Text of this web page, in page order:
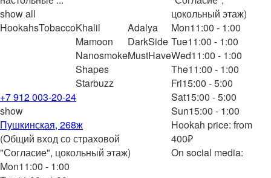
show all
HookahsTobaccoKhalil
Mamoon
Nanosmoke
Shapes
Starbuzz
Adalya
DarkSide
MustHave
+7 912 003-20-24
show
Пушкинская, 268ж
(Общий вход со страховой
"Согласие", цокольный этаж)
Mon11:00 - 1:00
цокольный этаж)
Mon11:00 - 1:00
Tue11:00 - 1:00
Wed11:00 - 1:00
The11:00 - 1:00
Fri15:00 - 5:00
Sat15:00 - 5:00
Sun15:00 - 1:00
Hookah price: from
400₽
On social media: